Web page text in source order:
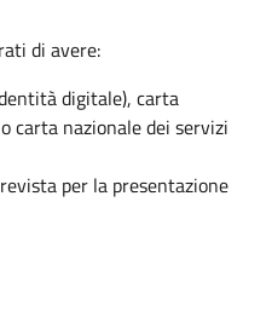
di avere:
digitale), carta
carta nazionale dei servizi
per la presentazione